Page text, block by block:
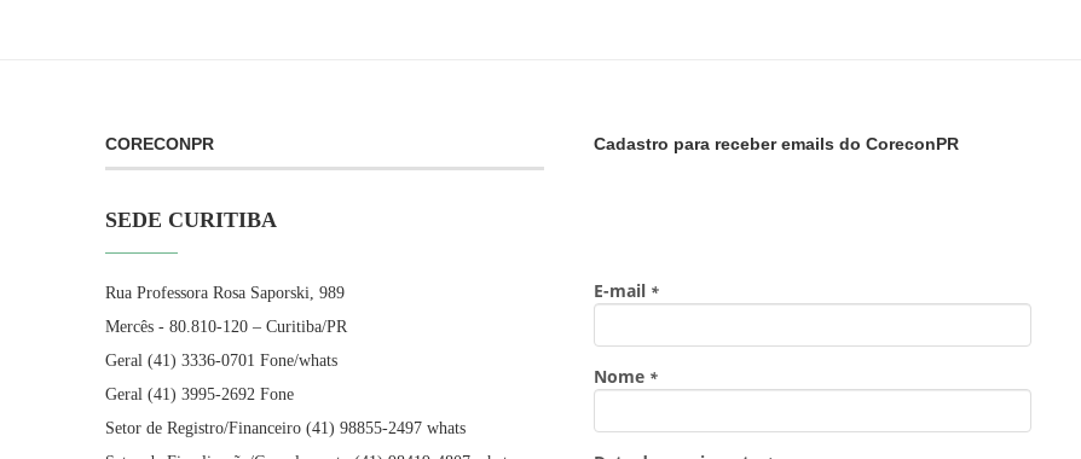
CORECONPR
SEDE CURITIBA
Rua Professora Rosa Saporski, 989
Mercês - 80.810-120 – Curitiba/PR
Geral (41) 3336-0701 Fone/whats
Geral (41) 3995-2692 Fone
Setor de Registro/Financeiro (41) 98855-2497 whats
Cadastro para receber emails do CoreconPR